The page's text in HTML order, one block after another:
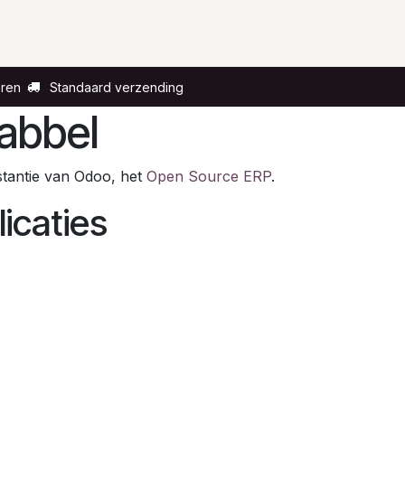
Standaard verzending
van Odoo, het Open Source ERP.